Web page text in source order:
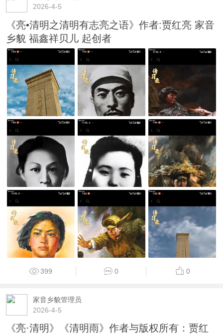
2026-4-5
《亮•清明之清明有志亮之语》作者:贾红亮 家音
乡貌 福鑫祥贝儿 起创者
399 0 0
家音乡貌管理员
2026-4-5
《亮·清明》《清明雨》作者与版权所有：贾红